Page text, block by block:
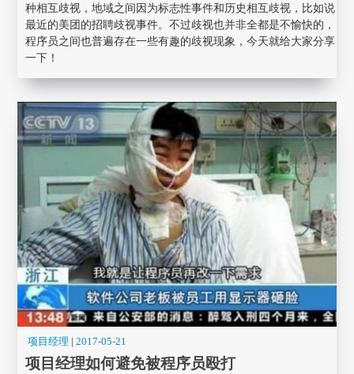
种相互歧视，地域之间因为标志性事件和历史相互歧视，比如说
最近的美团的招聘歧视事件。不过歧视也并非全都是不愉快的，
程序员之间也普遍存在一些有趣的歧视现象，今天就给大家分享
一下！
项目经理 |2017-05-21
项目经理如何避免被程序员殴打